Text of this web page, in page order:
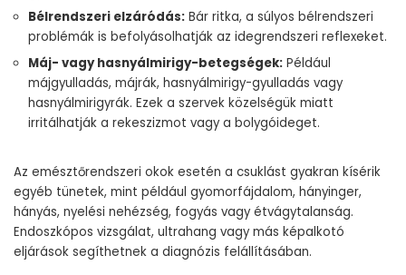
Bélrendszeri elzáródás: Bár ritka, a súlyos bélrendszeri
problémák is befolyásolhatják az idegrendszeri reflexeket.
Máj- vagy hasnyálmirigy-betegségek: Például
májgyulladás, májrák, hasnyálmirigy-gyulladás vagy
hasnyálmirigyrák. Ezek a szervek közelségük miatt
irritálhatják a rekeszizmot vagy a bolygóideget.
Az emésztőrendszeri okok esetén a csuklást gyakran kísérik
egyéb tünetek, mint például gyomorfájdalom, hányinger,
hányás, nyelési nehézség, fogyás vagy étvágytalanság.
Endoszkópos vizsgálat, ultrahang vagy más képalkotó
eljárások segíthetnek a diagnózis felállításában.